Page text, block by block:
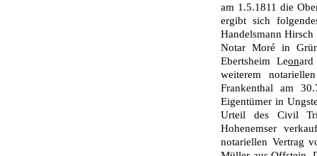
am 1.5.1811 die
ergibt sich
Handelsmann
Notar Moré in
Ebertsheim Leon
weiterem
Frankenthal am
Eigentümer in
Urteil des Civil
Hohenemser
notariellen Vertrag